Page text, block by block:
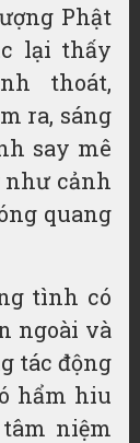
Phật
lại thấy
thoát,
ra, sáng
say mê
như cảnh
quang
tình có
ngoài và
tác động
hẩm hiu
niệm